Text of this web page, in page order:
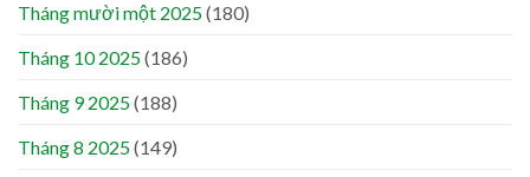
Tháng mười một 2025(180)
Tháng 10 2025(186)
Tháng 9 2025(188)
Tháng 8 2025(149)